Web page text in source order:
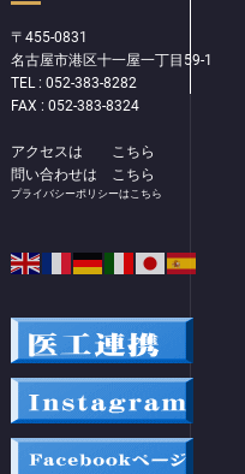
〒455-0831
名古屋市港区十一屋一丁目59-1
TEL : 052-383-8282
FAX : 052-383-8324
アクセスは こちら
問い合わせは こちら
プライバシーポリシーはこちら